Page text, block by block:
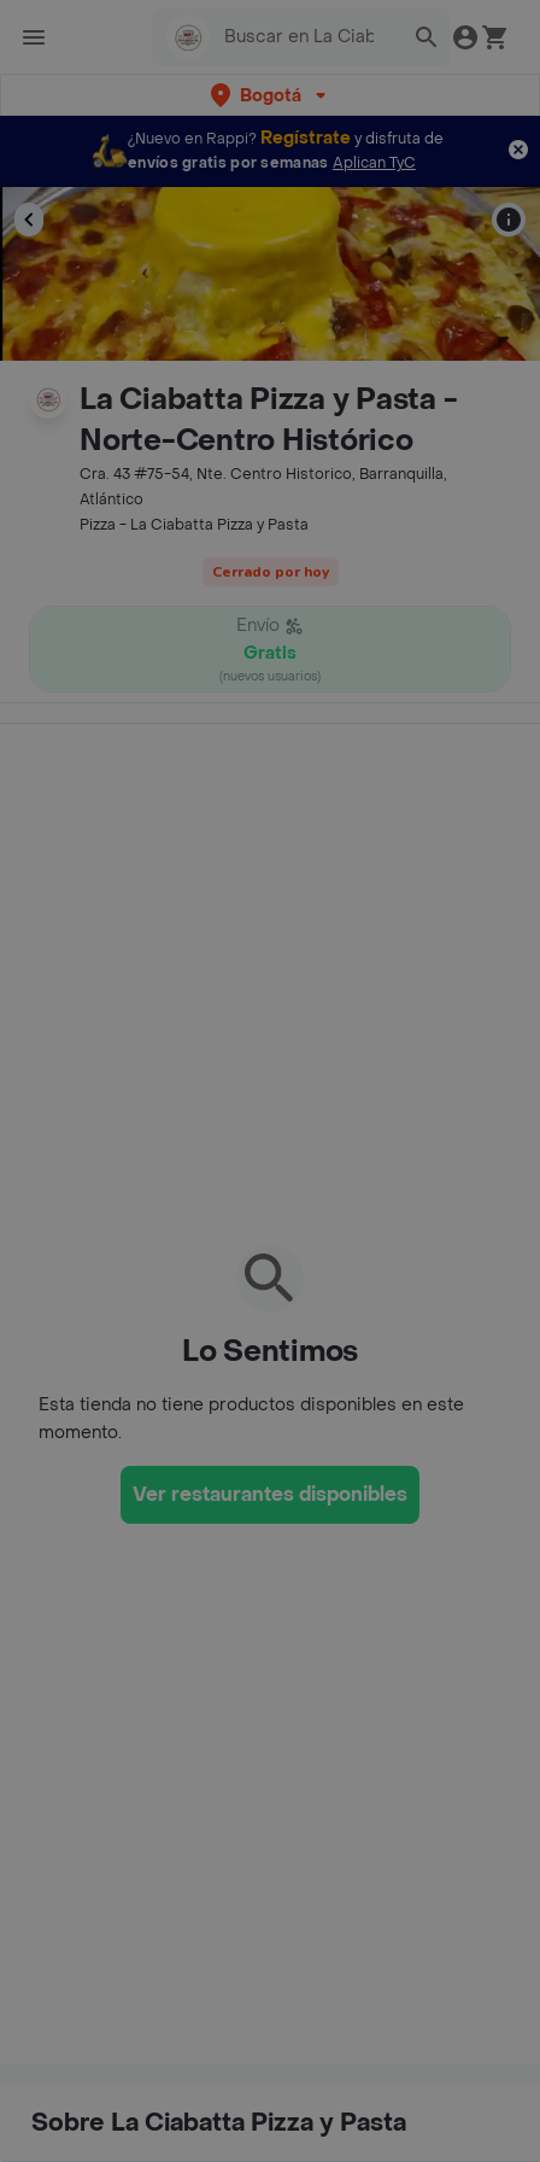
Bogotá
¿Nuevo en Rappi? Regístratey disfruta de
envíos gratis por semanas Aplican TyC
La Ciabatta Pizza y Pasta -
Norte-Centro Histórico
Cra. 43 #75-54, Nte. Centro Historico, Barranquilla,
Atlántico
Pizza - La Ciabatta Pizza y Pasta
Cerrado por hoy
Envío
Gratis
(nuevos usuarios)
Lo Sentimos
Esta tienda no tiene productos disponibles en este
momento.
Ver restaurantes disponibles
Sobre La Ciabatta Pizza y Pasta